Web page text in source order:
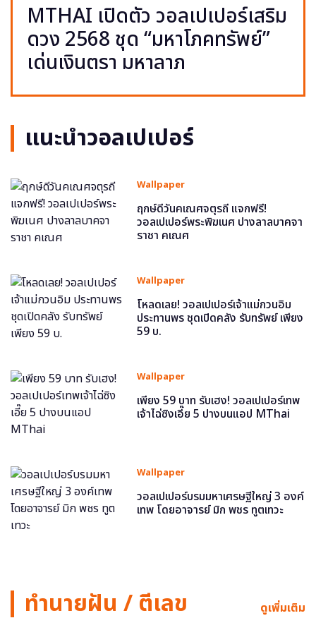
MTHAI เปิดตัว วอลเปเปอร์เสริม
ดวง 2568 ชุด “มหาโภคทรัพย์”
เด่นเงินตรา มหาลาภ
แนะนำวอลเปเปอร์
Wallpaper
ฤกษ์ดีวันคเณศจตุรถี แจกฟรี!
วอลเปเปอร์พระพิฆเนศ ปางลาลบาคจา
ราชา คเณศ
Wallpaper
โหลดเลย! วอลเปเปอร์เจ้าแม่กวนอิม
ประทานพร ชุดเปิดคลัง รับทรัพย์ เพียง
59 บ.
Wallpaper
เพียง 59 บาท รับเฮง! วอลเปเปอร์เทพ
เจ้าไฉ่ซิงเอี๊ย 5 ปางบนแอป MThai
Wallpaper
วอลเปเปอร์บรมมหาเศรษฐีใหญ่ 3 องค์
เทพ โดยอาจารย์ มิก พชร ทูตเทวะ
ทำนายฝัน / ตีเลข ดูเพิ่มเติม